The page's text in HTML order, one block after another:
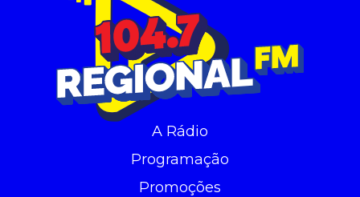
A Rádio
Programação
Promoções